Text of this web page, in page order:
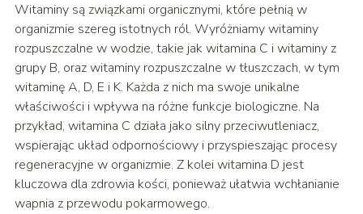
Witaminy są związkami organicznymi, które pełnią w
organizmie szereg istotnych ról. Wyróżniamy witaminy
rozpuszczalne w wodzie, takie jak witamina C i witaminy z
grupy B, oraz witaminy rozpuszczalne w tłuszczach, w tym
witaminę A, D, E i K. Każda z nich ma swoje unikalne
właściwości i wpływa na różne funkcje biologiczne. Na
przykład, witamina C działa jako silny przeciwutleniacz,
wspierając układ odpornościowy i przyspieszając procesy
regeneracyjne w organizmie. Z kolei witamina D jest
kluczowa dla zdrowia kości, ponieważ ułatwia wchłanianie
wapnia z przewodu pokarmowego.